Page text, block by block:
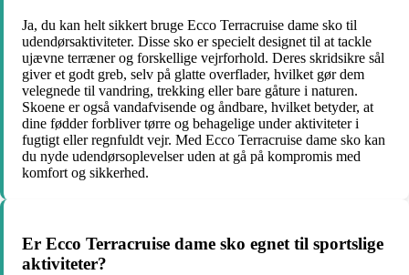
Ja, du kan helt sikkert bruge Ecco Terracruise dame sko til
udendørsaktiviteter. Disse sko er specielt designet til at tackle
ujævne terræner og forskellige vejrforhold. Deres skridsikre sål
giver et godt greb, selv på glatte overflader, hvilket gør dem
velegnede til vandring, trekking eller bare gåture i naturen.
Skoene er også vandafvisende og åndbare, hvilket betyder, at
dine fødder forbliver tørre og behagelige under aktiviteter i
fugtigt eller regnfuldt vejr. Med Ecco Terracruise dame sko kan
du nyde udendørsoplevelser uden at gå på kompromis med
komfort og sikkerhed.
Er Ecco Terracruise dame sko egnet til sportslige
aktiviteter?